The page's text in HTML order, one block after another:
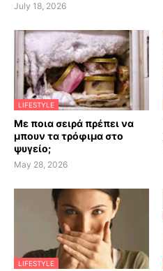
July 18, 2026
LIFESTYLE
Με ποια σειρά πρέπει να
μπουν τα τρόφιμα στο
ψυγείο;
May 28, 2026
LIFESTYLE